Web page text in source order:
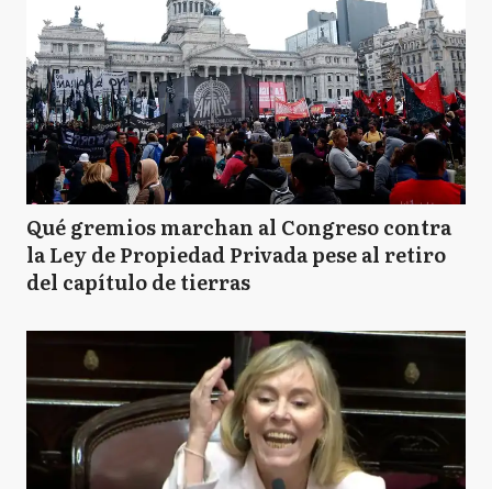
Qué gremios marchan al Congreso contra
la Ley de Propiedad Privada pese al retiro
del capítulo de tierras